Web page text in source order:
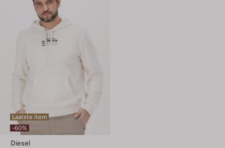
Laatste item
-60%
Diesel